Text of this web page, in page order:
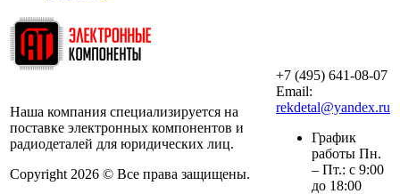
Наша компания специализируется на
поставке электронных компонентов и
радиодеталей для юридических лиц.
Copyright 2026 © Все права защищены.
+7 (495) 641-08-07
Email:
rekdetal@yandex.ru
График
работы Пн.
– Пт.: с 9:00
до 18:00